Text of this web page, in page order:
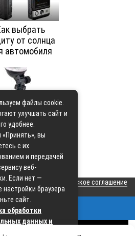
выбрать
от солнца
автомобиля
по выбору
инвентаря
О сайте Пользовательское соглашение
Все права защищены
файлы cookie.
улучшать сайт и
удобнее.
вы
с их
и передачей
веб-
Если нет —
настройки браузера
сайт.
обработки
данных и